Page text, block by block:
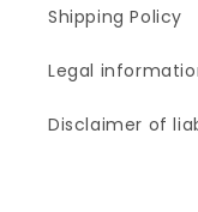
Shipping Policy
Legal
Disclaimer of